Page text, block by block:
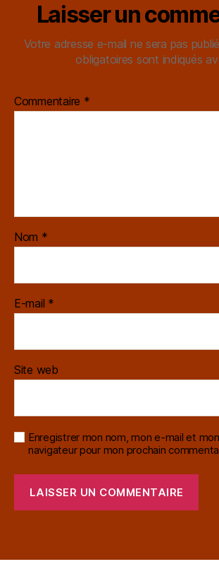
Laisser un
Votre adresse e-mail ne sera pas
obligatoires sont indiqués
Commentaire *
Nom *
E-mail *
Site web
Enregistrer mon nom, mon e-mail et
navigateur pour mon prochain